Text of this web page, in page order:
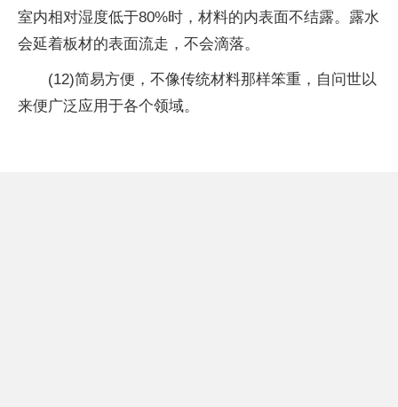
室内相对湿度低于80%时，材料的内表面不结露。露水
会延着板材的表面流走，不会滴落。
(12)简易方便，不像传统材料那样笨重，自问世以
来便广泛应用于各个领域。